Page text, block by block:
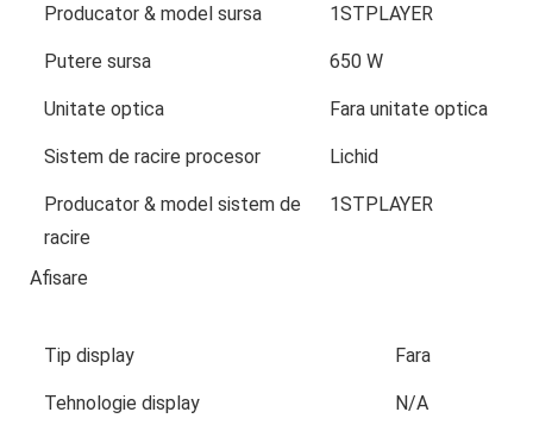
Producator & model sursa 1STPLAYER
Putere sursa 650 W
Unitate optica Fara unitate optica
Sistem de racire procesor Lichid
Producator & model sistem de
racire
1STPLAYER
Afisare
Tip display Fara
Tehnologie display N/A